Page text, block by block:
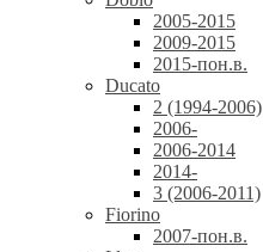
2005-2015
2009-2015
2015-пон.в.
Ducato
2 (1994-2006)
2006-
2006-2014
2014-
3 (2006-2011)
Fiorino
2007-пон.в.